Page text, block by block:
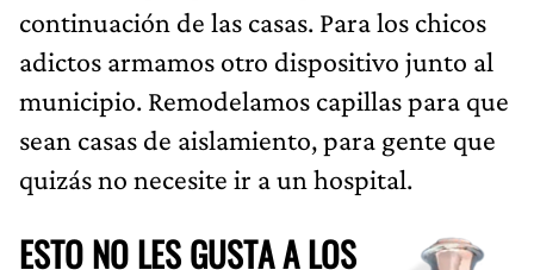
continuación de las casas. Para los chicos
adictos armamos otro dispositivo junto al
municipio. Remodelamos capillas para que
sean casas de aislamiento, para gente que
quizás no necesite ir a un hospital.
ESTO NO LES GUSTA A LOS